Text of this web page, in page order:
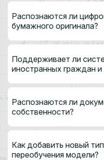
Распознаются ли
бумажного оригинала?
Поддерживает ли
иностранных граждан и
Распознаются ли
собственности?
Как добавить новый
переобучения модели?